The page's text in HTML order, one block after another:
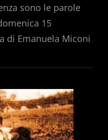
sono le parole
15
di Emanuela Miconi